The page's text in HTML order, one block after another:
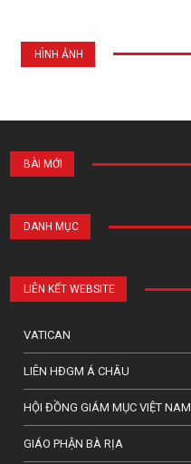
HÌNH ẢNH
BÀI MỚI
DANH MỤC
LIÊN KẾT WEBSITE
VATICAN
LIÊN HĐGM Á CHÂU
HỘI ĐỒNG GIÁM MỤC VIỆT NAM
GIÁO PHẬN BÀ RỊA